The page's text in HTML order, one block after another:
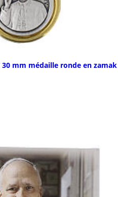
30 mm médaille ronde en zamak